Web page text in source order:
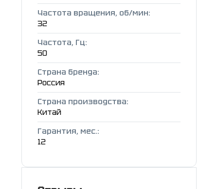
Частота вращения, об/мин:
32
Частота, Гц:
50
Страна бренда:
Россия
Страна производства:
Китай
Гарантия, мес.:
12